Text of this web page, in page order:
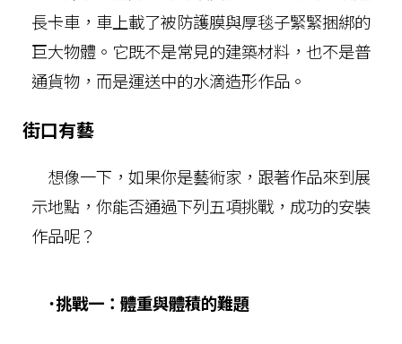
長卡車，車上載了被防護膜與厚毯子緊緊捆綁的
巨大物體。它既不是常見的建築材料，也不是普
通貨物，而是運送中的水滴造形作品。
街口有藝
想像一下，如果你是藝術家，跟著作品來到展
示地點，你能否通過下列五項挑戰，成功的安裝
作品呢？
˙挑戰一：體重與體積的難題